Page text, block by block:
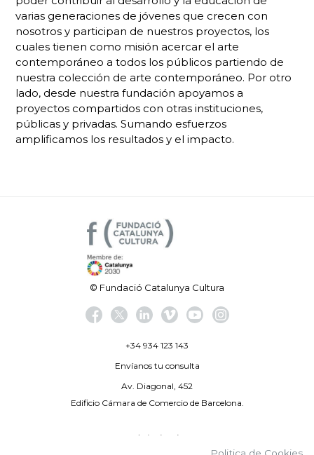
varias generaciones de jóvenes que crecen con
nosotros y participan de nuestros proyectos, los
cuales tienen como misión acercar el arte
contemporáneo a todos los públicos partiendo de
nuestra colección de arte contemporáneo. Por otro
lado, desde nuestra fundación apoyamos a
proyectos compartidos con otras instituciones,
públicas y privadas. Sumando esfuerzos
amplificamos los resultados y el impacto.
© Fundació Catalunya Cultura
+34 934 123 143
Envíanos tu consulta
Av. Diagonal, 452
Edificio Cámara de Comercio de Barcelona.
Aviso legal